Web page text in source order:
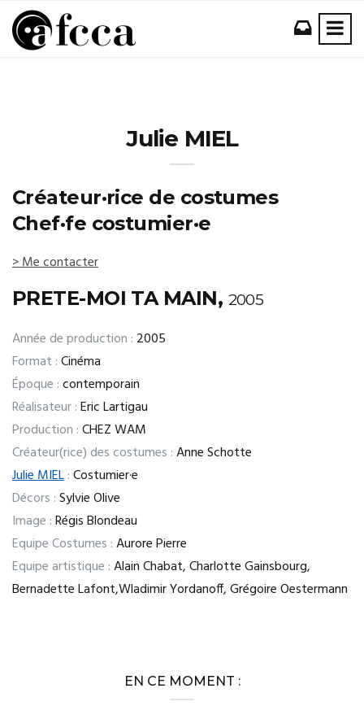
Julie MIEL
Créateur·rice de costumes
Chef·fe costumier·e
> Me contacter
PRETE-MOI TA MAIN, 2005
Année de production : 2005
Format :Cinéma
Époque :contemporain
Réalisateur :Eric Lartigau
Production :CHEZ WAM
Créateur(rice) des costumes :Anne Schotte
Julie MIEL:Costumier·e
Décors :Sylvie Olive
Image :Régis Blondeau
Equipe Costumes :Aurore Pierre
Equipe artistique :Alain Chabat, Charlotte Gainsbourg,
Bernadette Lafont,Wladimir Yordanoff, Grégoire Oestermann
EN CE MOMENT :